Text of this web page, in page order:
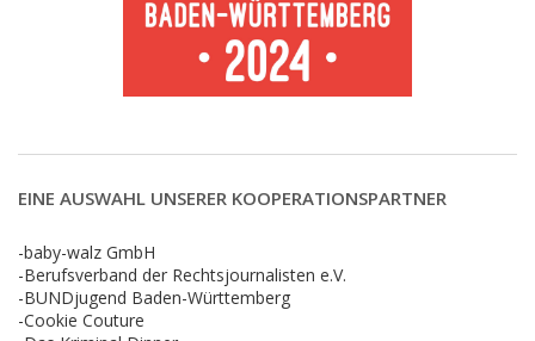
EINE AUSWAHL UNSERER KOOPERATIONSPARTNER
-baby-walz GmbH
-Berufsverband der Rechtsjournalisten e.V.
-BUNDjugend Baden-Württemberg
-Cookie Couture